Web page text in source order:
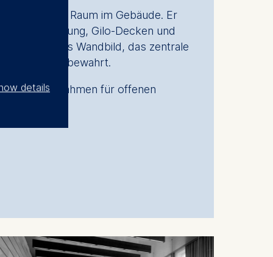
Raum im Gebäude. Er
Holzvertäfelung, Gilo-Decken und
Auch das Wandbild, das zentrale
vollständig bewahrt.
einen Rahmen für offenen
details